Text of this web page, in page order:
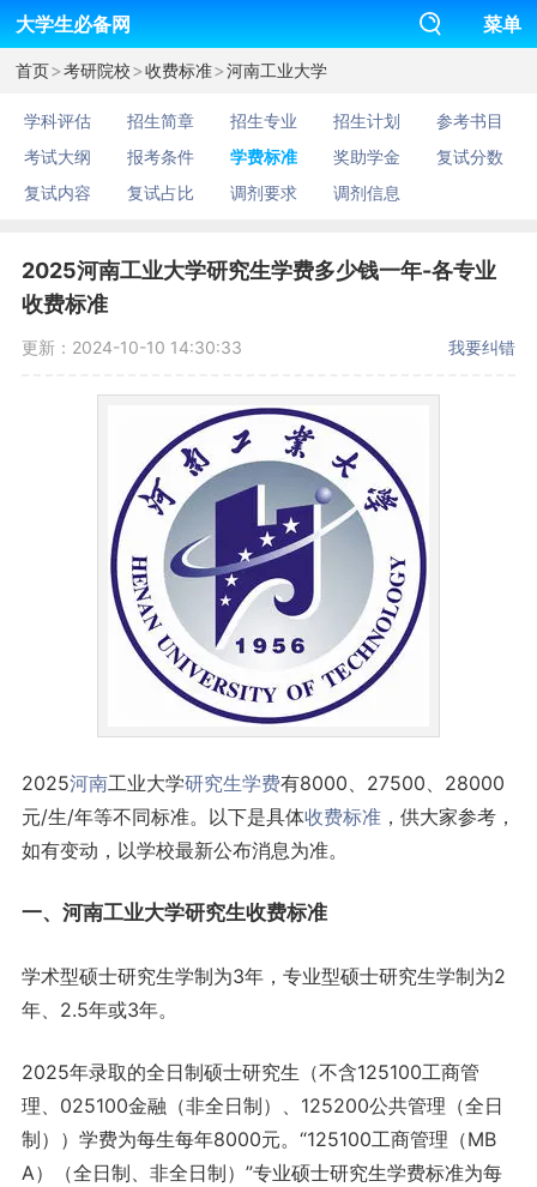
大学生必备网 菜单
首页>考研院校>收费标准>河南工业大学
学科评估 招生简章 招生专业 招生计划
参考书目
考试大纲
报考条件 学费标准 奖助学金
复试分数
复试内容
复试占比 调剂要求 调剂信息
2025河南工业大学研究生学费多少钱一年-各专业
收费标准
更新：2024-10-10 14:30:33 我要纠错
2025河南工业大学研究生学费有8000、27500、28000
元/生/年等不同标准。以下是具体收费标准，供大家参考，
如有变动，以学校最新公布消息为准。
一、河南工业大学研究生收费标准
学术型硕士研究生学制为3年，专业型硕士研究生学制为2
年、2.5年或3年。
2025年录取的全日制硕士研究生（不含125100工商管
理、025100金融（非全日制）、125200公共管理（全日
制））学费为每生每年8000元。“125100工商管理（MB
A）（全日制、非全日制）”专业硕士研究生学费标准为每